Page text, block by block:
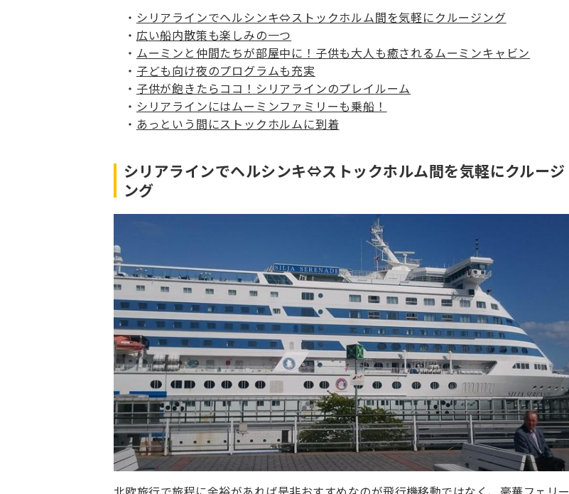
シリアラインでヘルシンキ⇔ストックホルム間を気軽にクルージング
広い船内散策も楽しみの一つ
ムーミンと仲間たちが部屋中に！子供も大人も癒されるムーミンキャビン
子ども向け夜のプログラムも充実
子供が飽きたらココ！シリアラインのプレイルーム
シリアラインにはムーミンファミリーも乗船！
あっという間にストックホルムに到着
シリアラインでヘルシンキ⇔ストックホルム間を気軽にクルージ
ング